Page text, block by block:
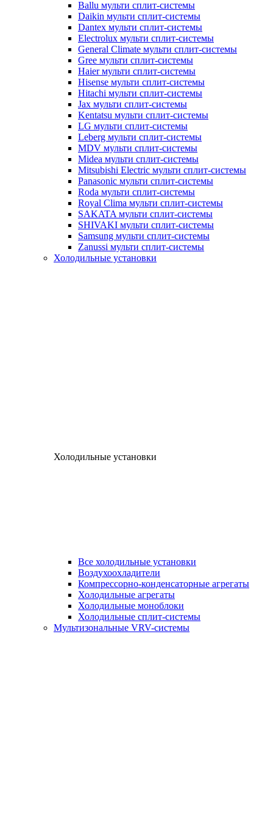
Ballu мульти сплит-системы
Daikin мульти сплит-системы
Dantex мульти сплит-системы
Electrolux мульти сплит-системы
General Climate мульти сплит-системы
Gree мульти сплит-системы
Haier мульти сплит-системы
Hisense мульти сплит-системы
Hitachi мульти сплит-системы
Jax мульти сплит-системы
Kentatsu мульти сплит-системы
LG мульти сплит-системы
Leberg мульти сплит-системы
MDV мульти сплит-системы
Midea мульти сплит-системы
Mitsubishi Electric мульти сплит-системы
Panasonic мульти сплит-системы
Roda мульти сплит-системы
Royal Clima мульти сплит-системы
SAKATA мульти сплит-системы
SHIVAKI мульти сплит-системы
Samsung мульти сплит-системы
Zanussi мульти сплит-системы
Холодильные установки
Холодильные установки
Все холодильные установки
Воздухоохладители
Компрессорно-конденсаторные агрегаты
Холодильные агрегаты
Холодильные моноблоки
Холодильные сплит-системы
Мультизональные VRV-системы